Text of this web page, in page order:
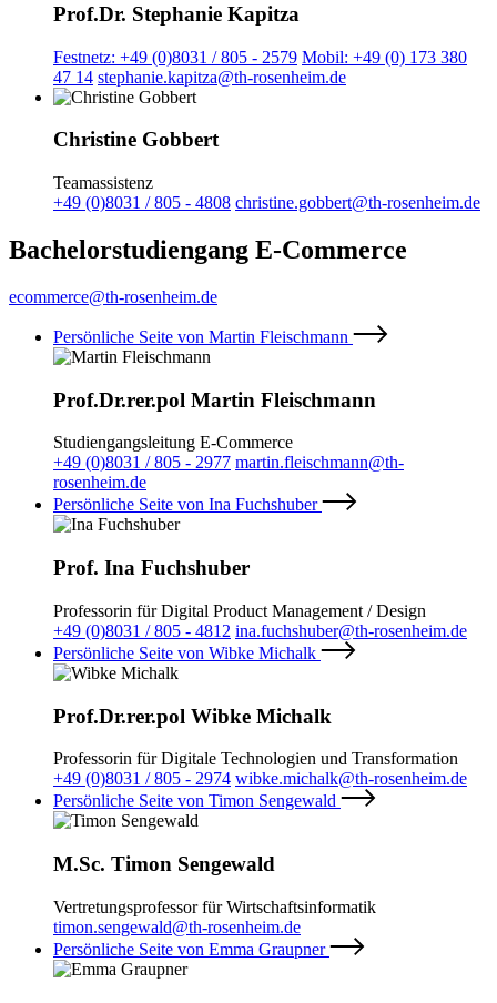
Prof.Dr. Stephanie Kapitza
Festnetz: +49 (0)8031 / 805 - 2579 Mobil: +49 (0) 173 380
47 14 stephanie.kapitza@th-rosenheim.de
Christine Gobbert
Teamassistenz
+49 (0)8031 / 805 - 4808 christine.gobbert@th-rosenheim.de
Bachelorstudiengang E-Commerce
ecommerce@th-rosenheim.de
Persönliche Seite von Martin Fleischmann
Prof.Dr.rer.pol Martin Fleischmann
Studiengangsleitung E-Commerce
+49 (0)8031 / 805 - 2977 martin.fleischmann@th-
rosenheim.de
Persönliche Seite von Ina Fuchshuber
Prof. Ina Fuchshuber
Professorin für Digital Product Management / Design
+49 (0)8031 / 805 - 4812 ina.fuchshuber@th-rosenheim.de
Persönliche Seite von Wibke Michalk
Prof.Dr.rer.pol Wibke Michalk
Professorin für Digitale Technologien und Transformation
+49 (0)8031 / 805 - 2974 wibke.michalk@th-rosenheim.de
Persönliche Seite von Timon Sengewald
M.Sc. Timon Sengewald
Vertretungsprofessor für Wirtschaftsinformatik
timon.sengewald@th-rosenheim.de
Persönliche Seite von Emma Graupner